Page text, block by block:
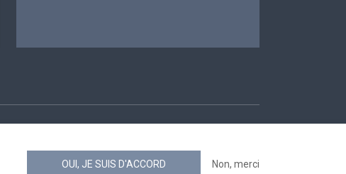
OUI, JE SUIS D'ACCORD Non, merci